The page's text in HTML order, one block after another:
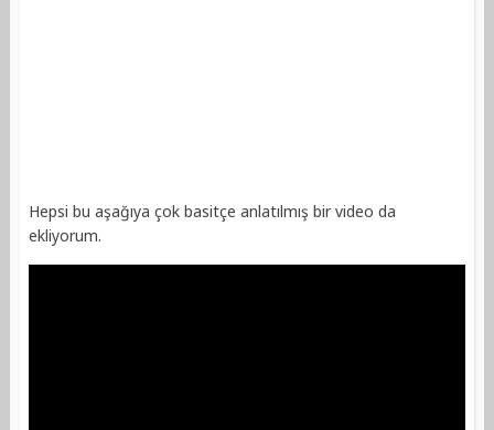
Hepsi bu aşağıya çok basitçe anlatılmış bir video da
ekliyorum.